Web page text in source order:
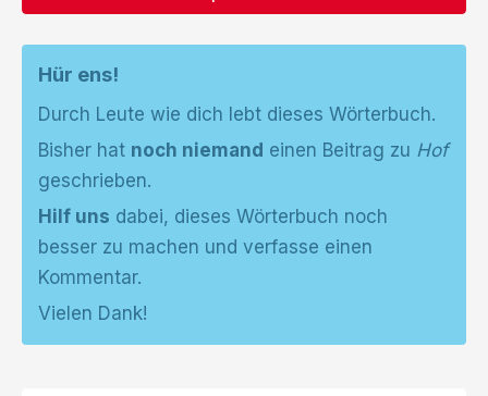
Hür ens!
Durch Leute wie dich lebt dieses Wörterbuch.
Bisher hat noch niemand einen Beitrag zu Hof
geschrieben.
Hilf uns dabei, dieses Wörterbuch noch
besser zu machen und verfasse einen
Kommentar.
Vielen Dank!